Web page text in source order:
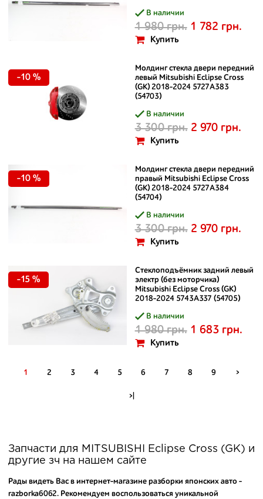
В наличии
1 980 грн. 1 782 грн.
Купить
Молдинг стекла двери передний
левый Mitsubishi Eclipse Cross
(GK) 2018-2024 5727A383
(54703)
В наличии
3 300 грн. 2 970 грн.
Купить
-10 %
Молдинг стекла двери передний
правый Mitsubishi Eclipse Cross
(GK) 2018-2024 5727A384
(54704)
В наличии
3 300 грн. 2 970 грн.
Купить
-10 %
Стеклоподъёмник задний левый
электр (без моторчика)
Mitsubishi Eclipse Cross (GK)
2018-2024 5743A337 (54705)
В наличии
1 980 грн. 1 683 грн.
Купить
-15 %
1 2 3 4 5 6 7 8 9 >
>|
Запчасти для MITSUBISHI Eclipse Cross (GK) и
другие зч на нашем сайте
Рады видеть Вас в интернет-магазине разборки японских авто -
razborka6062. Рекомендуем воспользоваться уникальной